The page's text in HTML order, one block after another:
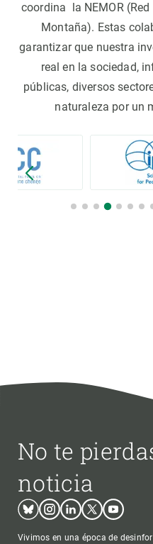
coordina la NEMOR
Montaña). Estas
garantizar que nuestra
real en la sociedad,
públicas, diversos
naturaleza por un
No te
noticia
BlueskyInstagram
LinkedinTwitterYoutube
Vivimos en una época de